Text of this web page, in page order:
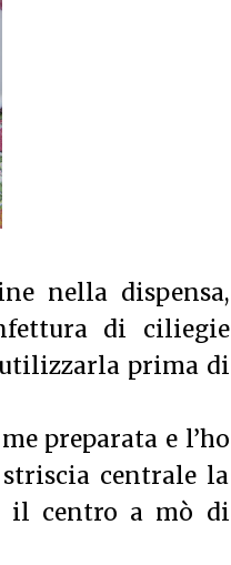
nella dispensa,
di ciliegie
utilizzarla prima di
preparata e l’ho
centrale la
il centro a mò di